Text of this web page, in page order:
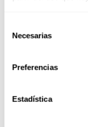
Necesarias
Preferencias
Estadística